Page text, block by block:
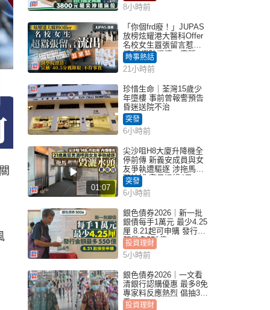
8小時前
「你個frd廢！」JUPAS
放榜炫耀港大醫科Offer
名校女生囂張留言惹眾
怒 醫學院澄清：宣稱
「40.5分獲錄取」不符事
實｜Juicy叮
時事熱話
21小時前
珍惜生命｜荃灣15歲少
年墮樓 事前曾報警預告
昏迷送院不治
突發
6小時前
01:07
尖沙咀H8大廈升降機全
停前傳 新義安成員與女
友爭執遭驅逐 涉拖馬刑
毀被捕 警另通緝4男
突發
6小時前
銀色債券2026｜新一批
銀債每手1萬元 最少4.25
厘 8.21起可申購 發行金
額最多550億
投資理財
5小時前
銀色債券2026｜一文看
清銀行認購優惠 最多8免
專家料反應熱烈 倡抽30
手
投資理財